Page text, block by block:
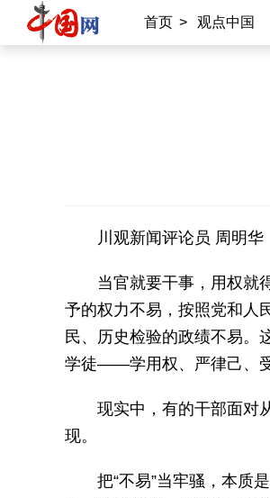
首页 > 观点中国
川观新闻评论员 周明华
当官就要干事，用权就
予的权力不易，按照党和人
民、历史检验的政绩不易。
学徒——学用权、严律己、
现实中，有的干部面对
现。
把“不易”当牢骚，本质